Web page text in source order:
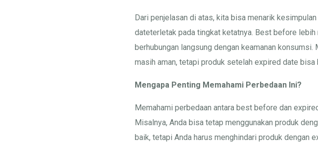
Dari penjelasan di atas, kita bisa menarik
dateterletak pada tingkat ketatnya. Best before
berhubungan langsung dengan keamanan
masih aman, tetapi produk setelah expired date
Mengapa Penting Memahami Perbedaan Ini?
Memahami perbedaan antara best before dan
Misalnya, Anda bisa tetap menggunakan produk
baik, tetapi Anda harus menghindari produk dengan